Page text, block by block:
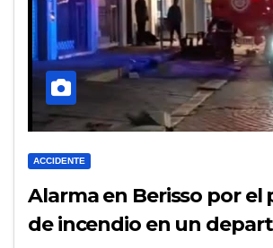
ACCIDENTE
Alarma en Berisso por el
de incendio en un